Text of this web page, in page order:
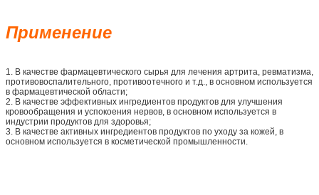
Применение
1. В качестве фармацевтического сырья для лечения артрита, ревматизма,
противовоспалительного, противоотечного и т.д., в основном используется
в фармацевтической области;
2. В качестве эффективных ингредиентов продуктов для улучшения
кровообращения и успокоения нервов, в основном используется в
индустрии продуктов для здоровья;
3. В качестве активных ингредиентов продуктов по уходу за кожей, в
основном используется в косметической промышленности.